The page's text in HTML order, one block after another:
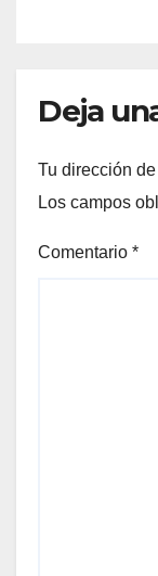
Deja
Tu dirección
Los campos
Comentario *